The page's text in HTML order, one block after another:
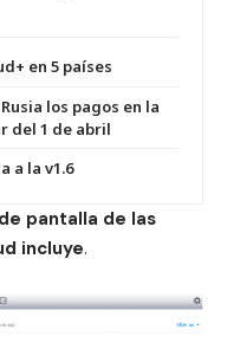
en 5 países
los pagos en la
del 1 de abril
a la v1.6
pantalla de las
incluye.